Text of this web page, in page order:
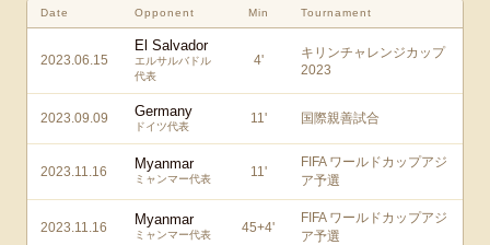
Date Opponent Min Tournament
2023.06.15
El Salvador
エルサルバドル
代表
4'
キリンチャレンジカップ
2023
2023.09.09 Germany
ドイツ代表
11' 国際親善試合
2023.11.16 Myanmar
ミャンマー代表 11'
FIFA ワールドカップアジ
ア予選
2023.11.16 Myanmar
ミャンマー代表 45+4'
FIFA ワールドカップアジ
ア予選